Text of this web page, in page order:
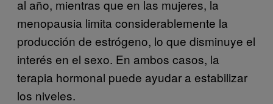
al año, mientras que en las mujeres, la
menopausia limita considerablemente la
producción de estrógeno, lo que disminuye el
interés en el sexo. En ambos casos, la
terapia hormonal puede ayudar a estabilizar
los niveles.